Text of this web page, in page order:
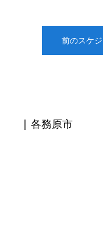
前のスケ
| 各務原市